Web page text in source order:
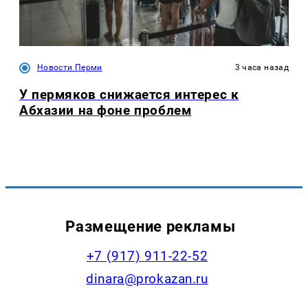
Новости Перми 3 часа назад
У пермяков снижается интерес к
Абхазии на фоне проблем
Размещение рекламы
+7 (917) 911-22-52
dinara@prokazan.ru